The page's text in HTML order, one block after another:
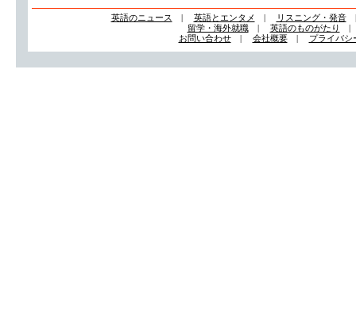
英語のニュース | 英語とエンタメ | リスニング・発音
留学・海外就職| 英語のものがたり
お問い合わせ| 会社概要| プライバシ